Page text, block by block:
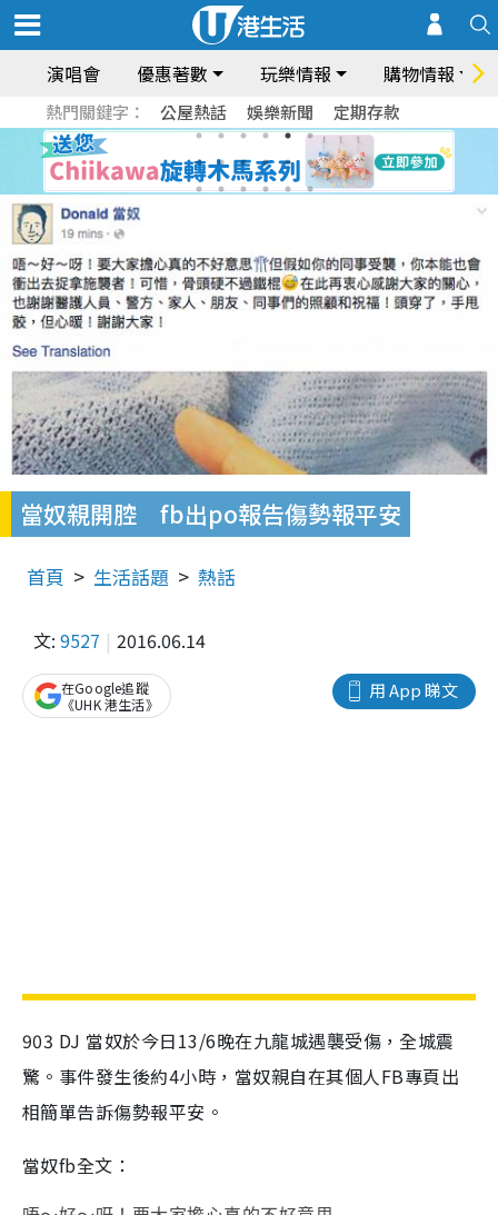
演唱會 優惠著數 玩樂情報 購物情報
熱門關鍵字： 公屋熱話 娛樂新聞 定期存款
當奴親開腔 fb出po報告傷勢報平安
首頁 生活話題 熱話
文: 9527 2016.06.14
用 App 睇文
在Google追蹤
《UHK 港生活》
903 DJ 當奴於今日13/6晚在九龍城遇襲受傷，全城震
驚。事件發生後約4小時，當奴親自在其個人FB專頁出
相簡單告訴傷勢報平安。
當奴fb全文：